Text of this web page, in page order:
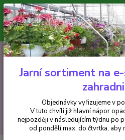
Minimální hodnota pro
V tuto chvíli již hlavní nápor
nejpozději v následujícím týdnu po
vyřizujeme v pořadí,
CZK
+420 602 223 614
Jarní sortiment na
Objednávky vyřizujeme v
V tuto chvíli již hlavní nápor
nejpozději v následujícím týdnu po
od pondělí max. do čtvrtka, aby